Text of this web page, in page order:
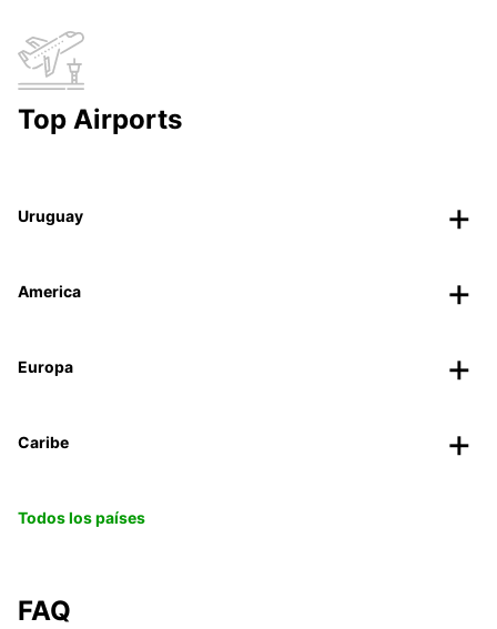
Top Airports
Uruguay
America
Europa
Caribe
Todos los países
FAQ